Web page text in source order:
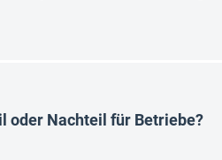
oder Nachteil für Betriebe?